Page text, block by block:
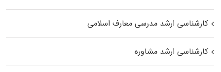
کارشناسی ارشد مدرسی معارف اسلامی
کارشناسی ارشد مشاوره